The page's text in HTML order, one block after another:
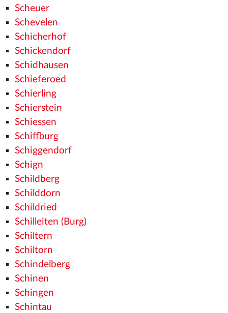
Scheuer
Schevelen
Schicherhof
Schickendorf
Schidhausen
Schieferoed
Schierling
Schierstein
Schiessen
Schiffburg
Schiggendorf
Schign
Schildberg
Schilddorn
Schildried
Schilleiten (Burg)
Schiltern
Schiltorn
Schindelberg
Schinen
Schingen
Schintau